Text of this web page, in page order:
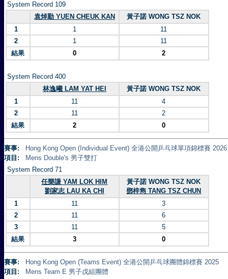
System Record 109
袁焯勤 YUEN CHEUK KAN
黃子諾 WONG TSZ NOK
1
1
11
2
1
11
結果
0 2
System Record 400
林逸曦 LAM YAT HEI
黃子諾 WONG TSZ NOK
1
11
4
2
11
2
結果
2 0
賽事:
Hong Kong Open (Individual Event) 全港公開乒乓球單項錦標賽 2026
項目:
Mens Double's 男子雙打
System Record 71
任樂謙 YAM LOK HIM
劉家志 LAU KA CHI
黃子諾 WONG TSZ NOK
鄧梓雋 TANG TSZ CHUN
1
11
3
2
11
6
3
11
5
結果
3 0
賽事:
Hong Kong Open (Teams Event) 全港公開乒乓球團體錦標賽 2025
項目:
Mens Team E 男子戊組團體